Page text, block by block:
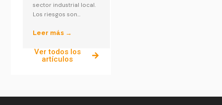
sector industrial local.
Los riesgos son...
Leer más →
Ver todos los
artículos